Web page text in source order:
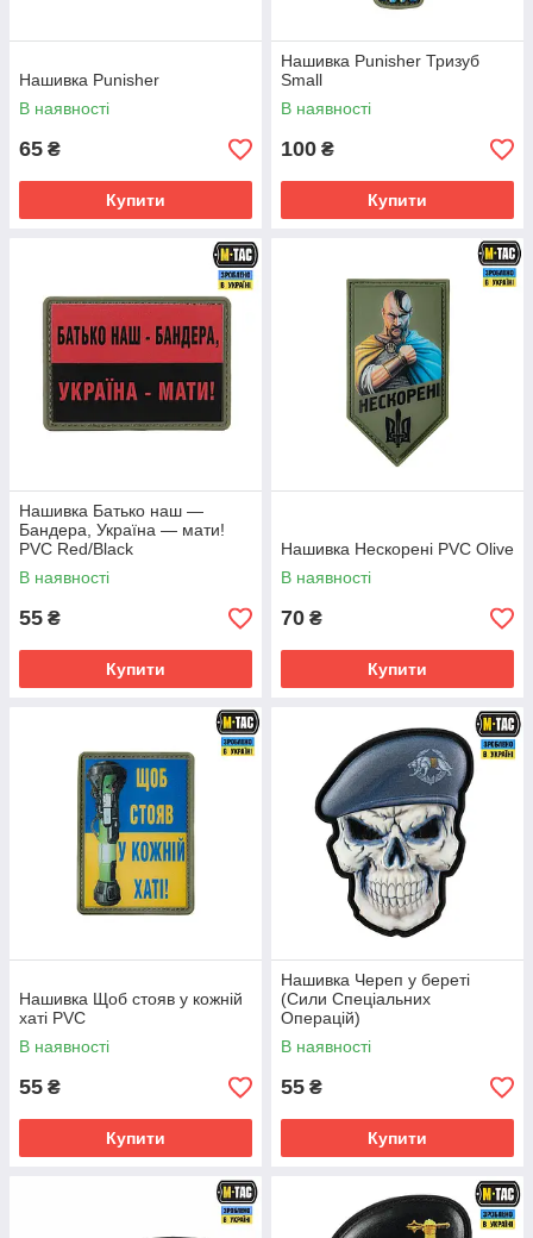
Нашивка Punisher
В наявності
65 ₴
Купити
Нашивка Punisher Тризуб
Small
В наявності
100 ₴
Купити
Нашивка Батько наш —
Бандера, Україна — мати!
PVC Red/Black
В наявності
55 ₴
Купити
Нашивка Нескорені PVC Olive
В наявності
70 ₴
Купити
Нашивка Щоб стояв у кожній
хаті PVC
В наявності
55 ₴
Купити
Нашивка Череп у береті
(Сили Спеціальних
Операцій)
В наявності
55 ₴
Купити